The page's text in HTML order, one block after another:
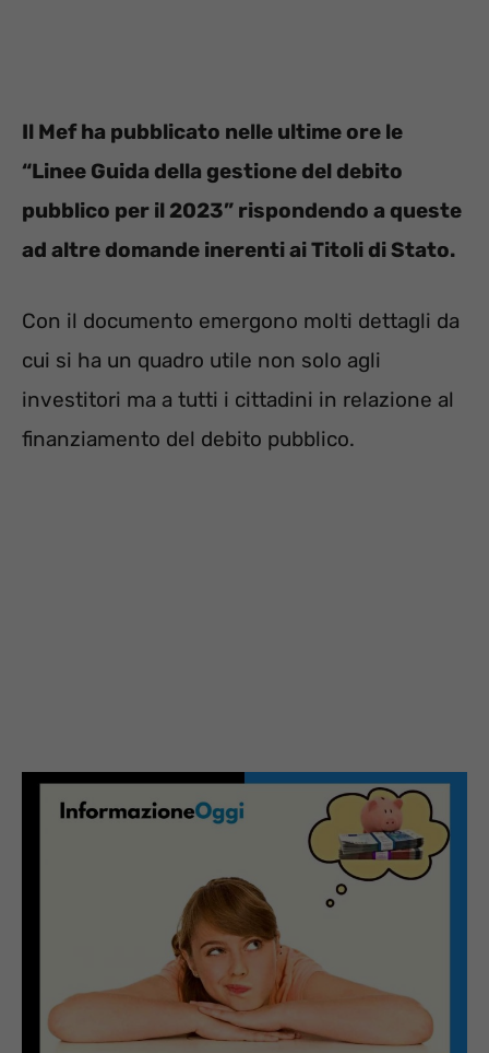
Il Mef ha pubblicato nelle ultime ore le
“Linee Guida della gestione del debito
pubblico per il 2023” rispondendo a queste
ad altre domande inerenti ai Titoli di Stato.
Con il documento emergono molti dettagli da
cui si ha un quadro utile non solo agli
investitori ma a tutti i cittadini in relazione al
finanziamento del debito pubblico.